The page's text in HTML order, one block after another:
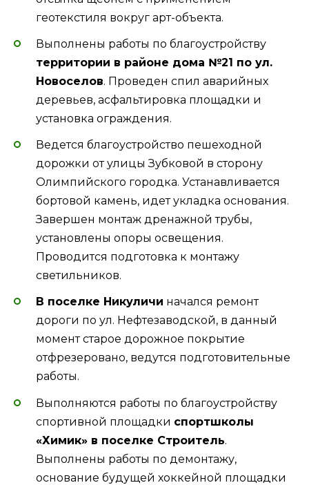
геотекстиля вокруг арт-объекта.
Выполнены работы по благоустройству
территории в районе дома №21 по ул.
Новоселов. Проведен спил аварийных
деревьев, асфальтировка площадки и
установка ограждения.
Ведется благоустройство пешеходной
дорожки от улицы Зубковой в сторону
Олимпийского городка. Устанавливается
бортовой камень, идет укладка основания.
Завершен монтаж дренажной трубы,
установлены опоры освещения.
Проводится подготовка к монтажу
светильников.
В поселке Никуличи начался ремонт
дороги по ул. Нефтезаводской, в данный
момент старое дорожное покрытие
отфрезеровано, ведутся подготовительные
работы.
Выполняются работы по благоустройству
спортивной площадки спортшколы
«Химик» в поселке Строитель.
Выполнены работы по демонтажу,
основание будущей хоккейной площадки